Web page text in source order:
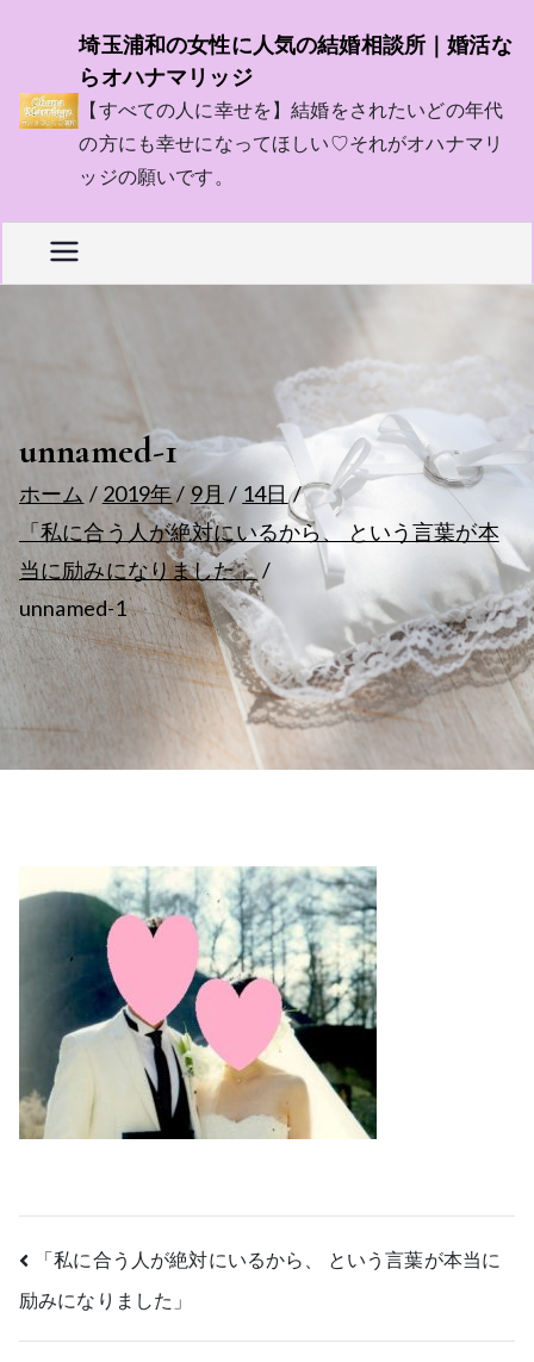
プ
埼玉浦和の女性に人気の結婚相談所｜婚活な
らオハナマリッジ
【すべての人に幸せを】結婚をされたいどの年代
の方にも幸せになってほしい♡それがオハナマリ
ッジの願いです。
unnamed-1
ホーム 2019年 9月
14日
「私に合う人が絶対にいるから、 という言葉が本
当に励みになりました」
unnamed-1
投
稿
「私に合う人が絶対にいるから、 という言葉が本当に
励みになりました」